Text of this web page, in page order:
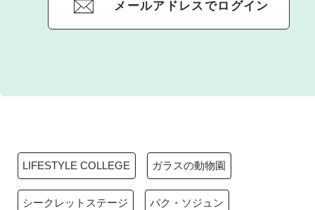
メールアドレスでログイン
LIFESTYLE COLLEGE ガラスの動物園
シークレットステージ パク・ソジュン